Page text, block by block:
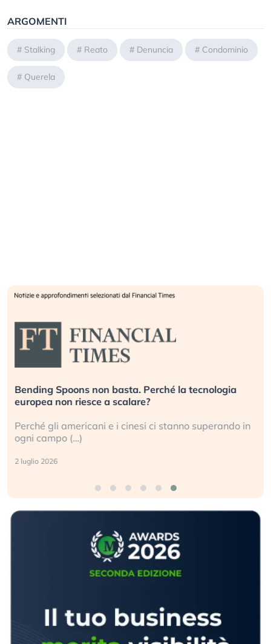
ARGOMENTI
# Stalking # Reato # Denuncia # Condominio
# Querela
Bending Spoons non basta. Perché la tecnologia
europea non riesce a scalare?
Perché gli americani e i cinesi ci stanno superando in
ogni campo (…)
2 luglio 2026